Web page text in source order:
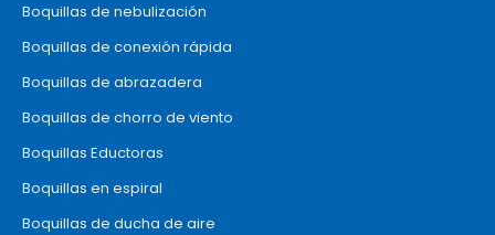
Boquillas de nebulización
Boquillas de conexión rápida
Boquillas de abrazadera
Boquillas de chorro de viento
Boquillas Eductoras
Boquillas en espiral
Boquillas de ducha de aire